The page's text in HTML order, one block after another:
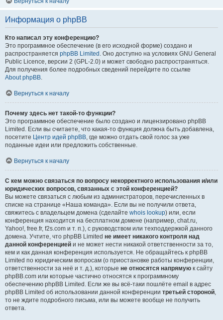
Информация о phpBB
Кто написал эту конференцию?
Это программное обеспечение (в его исходной форме) создано и
распространяется phpBB Limited . Оно доступно на условиях GNU General
Public Licence, версии 2 (GPL-2.0) и может свободно распространяться.
Для получения более подробных сведений перейдите по ссылке
About phpBB.
Вернуться к началу
Почему здесь нет такой-то функции?
Это программное обеспечение было создано и лицензировано phpBB
Limited. Если вы считаете, что какая-то функция должна быть добавлена,
посетите Центр идей phpBB, где можно отдать свой голос за уже
поданные идеи или предложить собственные.
Вернуться к началу
С кем можно связаться по вопросу некорректного использования и/или
юридических вопросов, связанных с этой конференцией?
Вы можете связаться с любым из администраторов, перечисленных в
списке на странице «Наша команда». Если вы не получили ответа,
свяжитесь с владельцем домена (сделайте whois lookup) или, если
конференция находится на бесплатном домене (например, chat.ru,
Yahoo!, free.fr, f2s.com и т. п.), с руководством или техподдержкой данного
домена. Учтите, что phpBB Limited не имеет никакого контроля над
данной конференцией и не может нести никакой ответственности за то,
кем и как данная конференция используется. Не обращайтесь к phpBB
Limited по юридическим вопросам (о приостановке работы конференции,
ответственности за неё и т. д.), которые не относятся напрямую к сайту
phpBB.com или которые частично относятся к программному
обеспечению phpBB Limited. Если же вы всё-таки пошлёте email в адрес
phpBB Limited об использовании данной конференции третьей стороной,
то не ждите подробного письма, или вы можете вообще не получить
ответа.